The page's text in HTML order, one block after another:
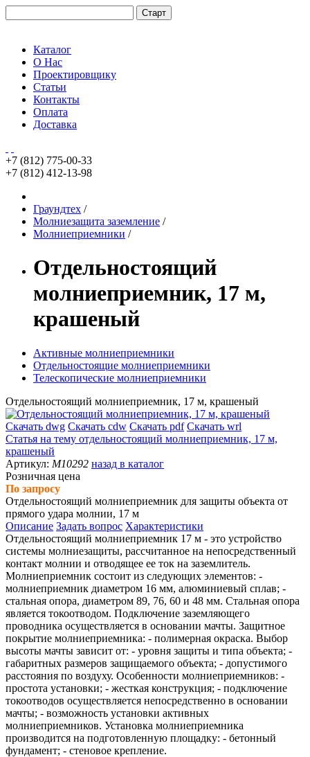
Каталог
О Нас
Проектировщику
Статьи
Контакты
Оплата
Доставка
+7 (812) 775-00-33
+7 (812) 412-13-98
Граундтех /
Молниезащита заземление /
Молниеприемники /
Отдельностоящий
молниеприемник, 17 м,
крашеный
Активные молниеприемники
Отдельностоящие молниеприемники
Телескопические молниеприемники
Отдельностоящий молниеприемник, 17 м, крашеный
Скачать dwg Скачать cdw Скачать pdf Скачать wrl
Статья на тему отдельностоящий молниеприемник, 17 м,
крашеный
Артикул: M10292 назад в каталог
Розничная цена
По запросу
Отдельностоящий молниеприемник для защиты объекта от
прямого удара молнии, 17 м
Описание Задать вопрос Характеристики
Отдельностоящий молниеприемник 17 м - это устройство
системы молниезащиты, рассчитанное на непосредственный
контакт молнии и отводящее ее ток на заземлитель.
Молниеприемник состоит из следующих элементов: -
молниеприемник диаметром 16 мм, алюминиевый сплав; -
стальная опора, диаметром 89, 76, 60 и 48 мм. Стальная опора
является токоотводом. Подключение заземляющего
проводника осуществляется в основании мачты. Защитное
покрытие молниеприемника: - полимерная окраска. Выбор
высоты мачты зависит от: - уровня защиты и типа объекта; -
габаритных размеров защищаемого объекта; - допустимого
расстояния по воздуху. Особенности молниеприемников: -
простота установки; - жесткая конструкция; - подключение
токоотводов осуществляется непосредственно в основании
мачты; - возможность установки активных
молниеприемников. Установка молниеприемника
производится на подготовленную площадку: - бетонный
фундамент; - стеновое крепление.